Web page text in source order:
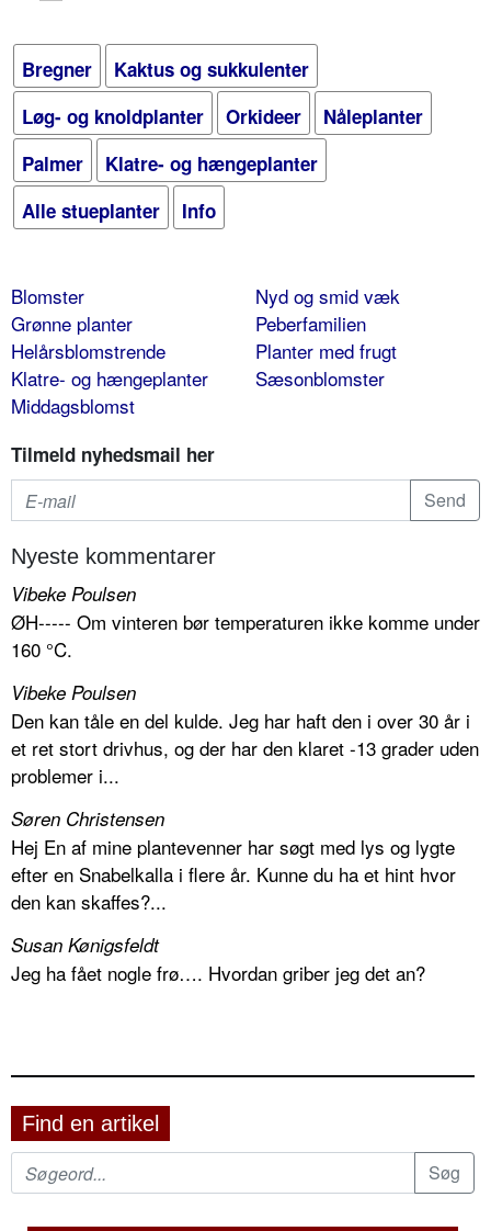
Bregner
Kaktus og sukkulenter
Løg- og knoldplanter
Orkideer
Nåleplanter
Palmer
Klatre- og hængeplanter
Alle stueplanter
Info
Blomster
Grønne planter
Helårsblomstrende
Klatre- og hængeplanter
Middagsblomst
Nyd og smid væk
Peberfamilien
Planter med frugt
Sæsonblomster
Tilmeld nyhedsmail her
Nyeste kommentarer
Vibeke Poulsen
ØH----- Om vinteren bør temperaturen ikke komme under
160 °C.
Vibeke Poulsen
Den kan tåle en del kulde. Jeg har haft den i over 30 år i
et ret stort drivhus, og der har den klaret -13 grader uden
problemer i...
Søren Christensen
Hej En af mine plantevenner har søgt med lys og lygte
efter en Snabelkalla i flere år. Kunne du ha et hint hvor
den kan skaffes?...
Susan Kønigsfeldt
Jeg ha fået nogle frø…. Hvordan griber jeg det an?
Find en artikel